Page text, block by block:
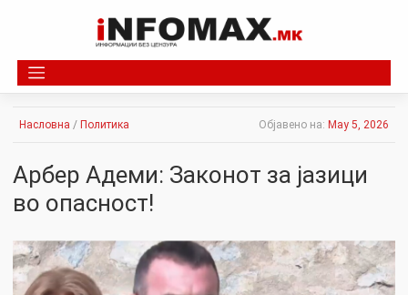
Насловна / Политика Објавено на: May 5, 2026
Арбер Адеми: Законот за јазици
во опасност!